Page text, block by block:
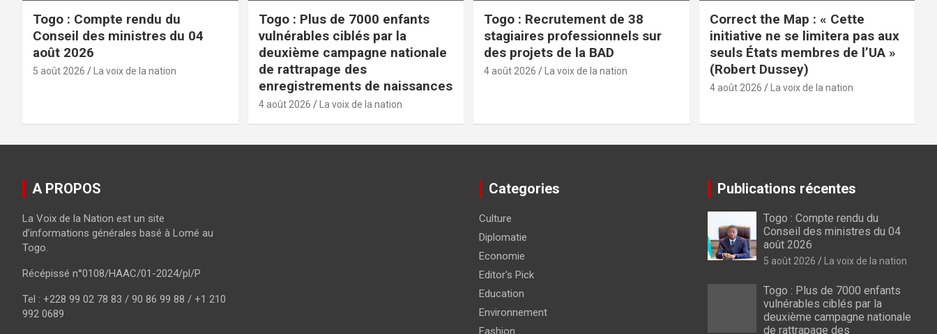
Togo : Compte rendu du
Conseil des ministres du 04
août 2026
5 août 2026 La voix de la nation
Togo : Plus de 7000 enfants
vulnérables ciblés par la
deuxième campagne nationale
de rattrapage des
enregistrements de naissances
4 août 2026 La voix de la nation
Togo : Recrutement de 38
stagiaires professionnels sur
des projets de la BAD
4 août 2026 La voix de la nation
Correct the Map : « Cette
initiative ne se limitera pas aux
seuls États membres de l’UA »
(Robert Dussey)
4 août 2026 La voix de la nation
A PROPOS
La Voix de la Nation est un site
d’informations générales basé à Lomé au
Togo.
Récépissé n°0108/HAAC/01-2024/pl/P
Tel : +228 99 02 78 83 / 90 86 99 88 / +1 210
992 0689
Categories
Culture
Diplomatie
Economie
Editor's Pick
Education
Environnement
Fashion
Publications récentes
Togo : Compte rendu du
Conseil des ministres du 04
août 2026
5 août 2026 La voix de la nation
Togo : Plus de 7000 enfants
vulnérables ciblés par la
deuxième campagne nationale
de rattrapage des